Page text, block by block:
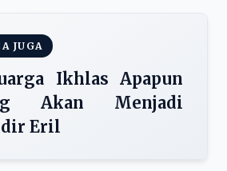
JUGA
Ikhlas Apapun
Akan Menjadi
Eril